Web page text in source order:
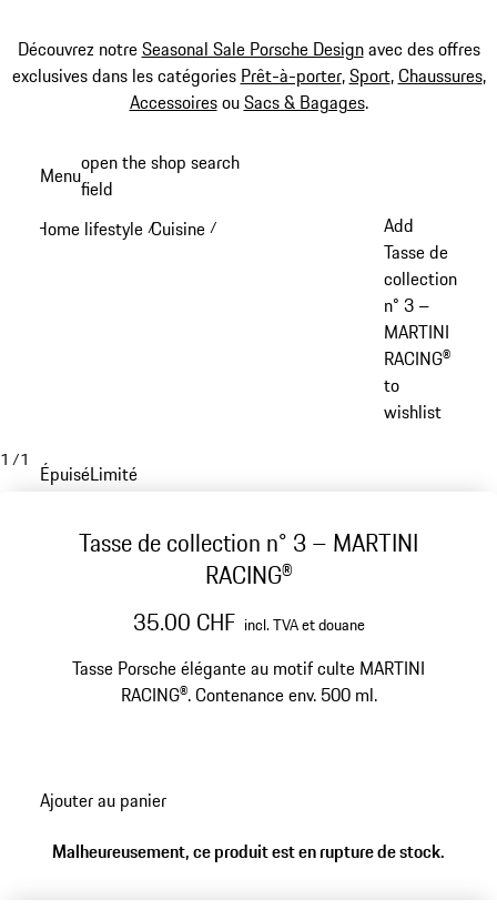
Découvrez notreSeasonal Sale Porsche Designavec des offres
exclusives dans les catégories Prêt-à-porter,Sport,Chaussures,
AccessoiresouSacs & Bagages.
principal
Menuopen the shop search
field
Home lifestyle /Cuisine /
Add
Tasse de
collection
n° 3 –
MARTINI
RACING®
to
wishlist
1 /1
ÉpuiséLimité
Tasse de collection n° 3 – MARTINI
RACING®
35.00 CHF incl. TVA et douane
Tasse Porsche élégante au motif culte MARTINI
RACING®. Contenance env. 500 ml.
Ajouter au panier
Malheureusement, ce produit est en rupture de stock.